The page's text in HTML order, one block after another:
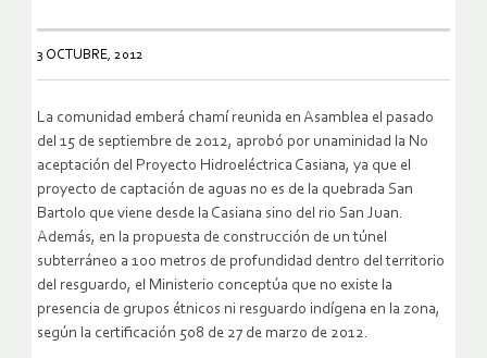
3 OCTUBRE, 2012
La comunidad emberá chamí reunida en Asamblea el pasado
del 15 de septiembre de 2012, aprobó por unaminidad la No
aceptación del Proyecto Hidroeléctrica Casiana, ya que el
proyecto de captación de aguas no es de la quebrada San
Bartolo que viene desde la Casiana sino del rio San Juan.
Además, en la propuesta de construcción de un túnel
subterráneo a 100 metros de profundidad dentro del territorio
del resguardo, el Ministerio conceptúa que no existe la
presencia de grupos étnicos ni resguardo indígena en la zona,
según la certificación 508 de 27 de marzo de 2012.